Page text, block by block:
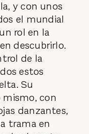
y con unos
el mundial
rol en la
descubrirlo.
de la
estos
Su
con
danzantes,
trama en